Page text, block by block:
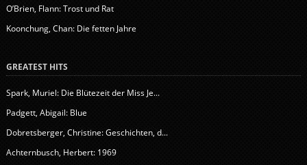
O’Brien, Flann: Trost und Rat
Koonchung, Chan: Die fetten Jahre
GREATEST HITS
Spark, Muriel: Die Blütezeit der Miss Je...
Padgett, Abigail: Blue
Dobretsberger, Christine: Geschichten, d...
Achternbusch, Herbert: 1969